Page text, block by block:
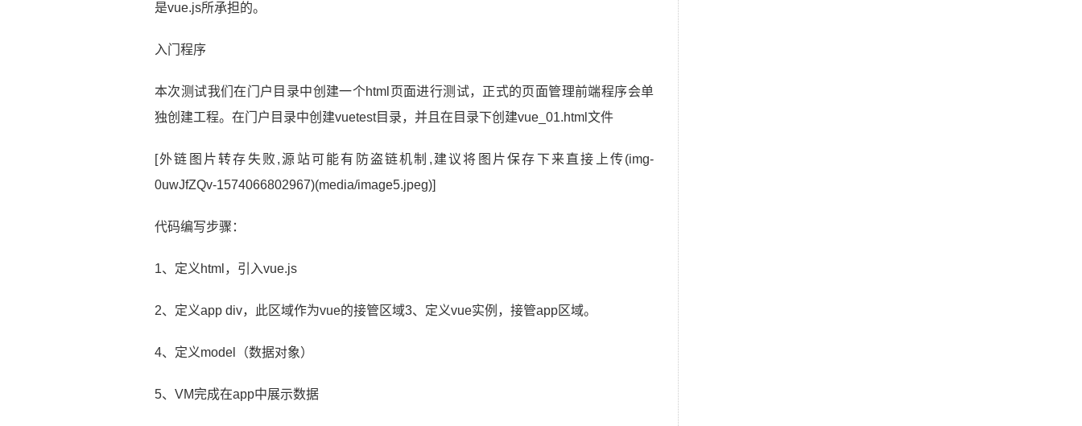
是vue.js所承担的。
入门程序
本次测试我们在门户目录中创建一个html页面进行测试，正式的页面管理前端程序会单
独创建工程。在门户目录中创建vuetest目录，并且在目录下创建vue_01.html文件
[外链图片转存失败,源站可能有防盗链机制,建议将图片保存下来直接上传(img-
0uwJfZQv-1574066802967)(media/image5.jpeg)]
代码编写步骤：
1、定义html，引入vue.js
2、定义app div，此区域作为vue的接管区域3、定义vue实例，接管app区域。
4、定义model（数据对象）
5、VM完成在app中展示数据